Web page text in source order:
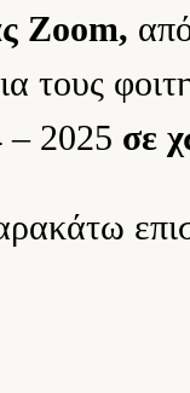
Zoom,
τους
– 2025 σε